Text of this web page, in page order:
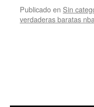
Publicado en Sin
verdaderas baratas nba